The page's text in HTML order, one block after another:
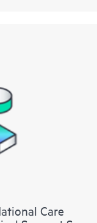
Care